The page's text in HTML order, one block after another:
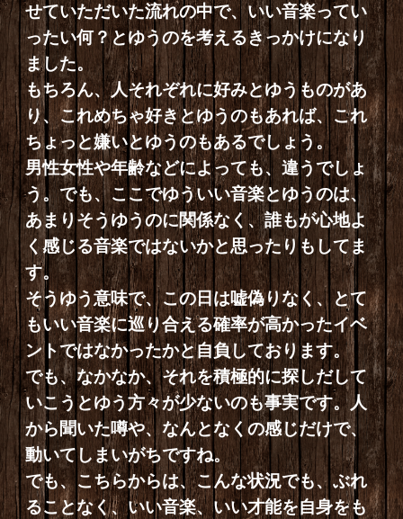
せていただいた流れの中で、いい音楽ってい
ったい何？とゆうのを考えるきっかけになり
ました。
もちろん、人それぞれに好みとゆうものがあ
り、これめちゃ好きとゆうのもあれば、これ
ちょっと嫌いとゆうのもあるでしょう。
男性女性や年齢などによっても、違うでしょ
う。でも、ここでゆういい音楽とゆうのは、
あまりそうゆうのに関係なく、誰もが心地よ
く感じる音楽ではないかと思ったりもしてま
す。
そうゆう意味で、この日は嘘偽りなく、とて
もいい音楽に巡り合える確率が高かったイベ
ントではなかったかと自負しております。
でも、なかなか、それを積極的に探しだして
いこうとゆう方々が少ないのも事実です。人
から聞いた噂や、なんとなくの感じだけで、
動いてしまいがちですね。
でも、こちらからは、こんな状況でも、ぶれ
ることなく、いい音楽、いい才能を自身をも